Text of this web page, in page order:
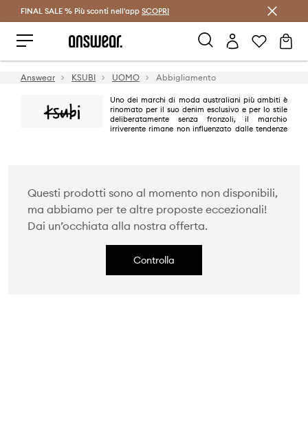
Risparmia con Answear Club >
FINAL SALE % Più sconti nell'app SCOPRI
Answear KSUBI UOMO Abbigliamento
Uno dei marchi di moda australiani più ambiti è
rinomato per il suo denim esclusivo e per lo stile
deliberatamente senza fronzoli, il marchio
irriverente rimane non influenzato dalle tendenze
Questi prodotti sono al momento non disponibili,
ma abbiamo per te altre proposte eccezionali!
Dai un’occhiata alla nostra offerta.
Controlla